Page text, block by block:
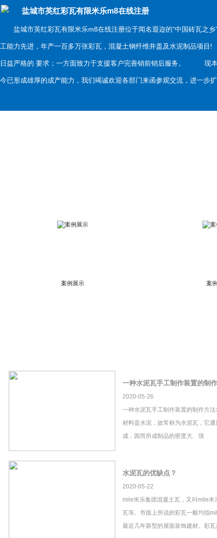
盐城市英红彩瓦有限米乐m8在线注册
盐城市英红彩瓦有限米乐m8在线注册位于闻名遐迩的“中国砖瓦之乡
工能力先进，年产一百多万张彩瓦，混凝土钢纤维井盖及水泥制品项
日益严格的 要求；一方面致力于支援客户完善销前销后服务。 现本
今已形成雄厚的成产能力，我们竭诚欢迎各部门来函参观交流，进一
案例展示 案
一种水泥瓦手工制作装置的制
2020-05-26
一种水泥瓦手工制作装置的制作方
材料是水泥，故常称为水泥瓦，它
成，因而所成制品的密度大、强
水泥瓦的优缺点？
2020-05-22
mile米乐集团混凝土瓦，又叫mile米
瓦等。市面上所说的彩瓦一般均指
最近几年新型的屋面装饰建材。彩